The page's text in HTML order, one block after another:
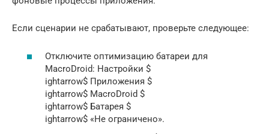
Если сценарии не срабатывают, проверьте следующее:
Отключите оптимизацию батареи для
MacroDroid: Настройки $
ightarrow$ Приложения $
ightarrow$ MacroDroid $
ightarrow$ Батарея $
ightarrow$ «Не ограничено».